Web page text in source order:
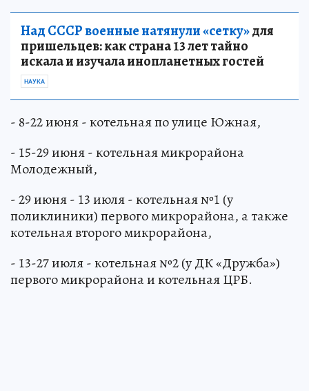
Над СССР военные натянули «сетку»для
пришельцев: как страна 13 лет тайно
искала и изучала инопланетных гостей
НАУКА
- 8-22 июня - котельная по улице Южная,
- 15-29 июня - котельная микрорайона
Молодежный,
- 29 июня - 13 июля - котельная №1 (у
поликлиники) первого микрорайона, а также
котельная второго микрорайона,
- 13-27 июля - котельная №2 (у ДК «Дружба»)
первого микрорайона и котельная ЦРБ.